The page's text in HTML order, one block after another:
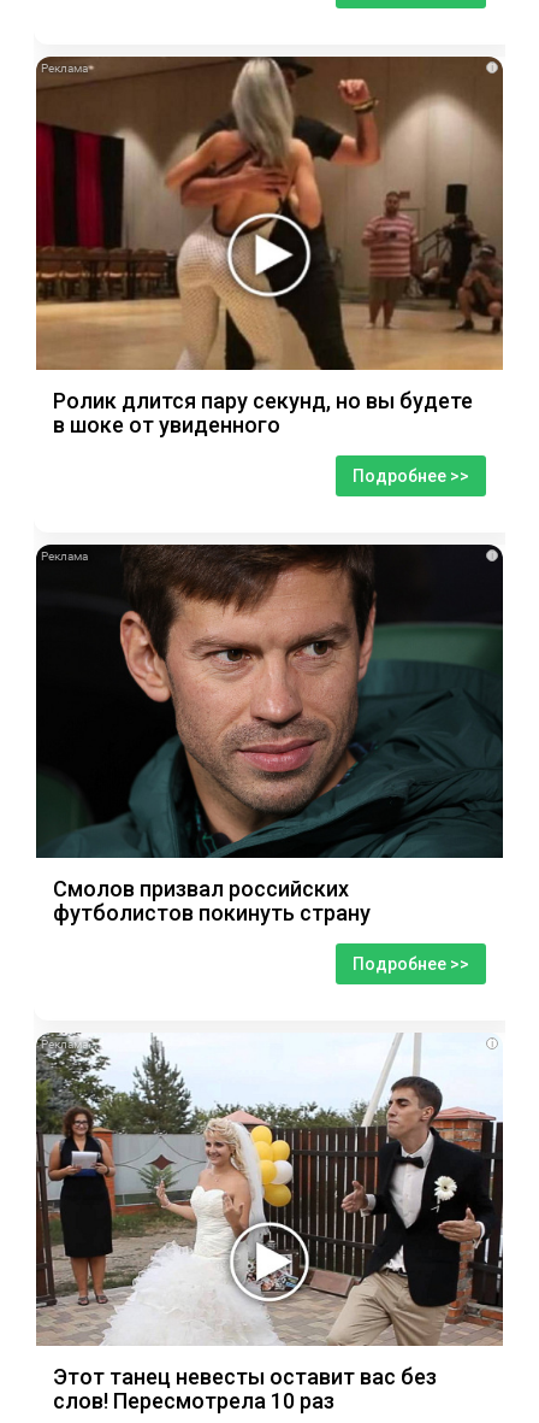
i
Ролик длится пару секунд, но вы будете
в шоке от увиденного
Подробнее >>
i
Смолов призвал российских
футболистов покинуть страну
Подробнее >>
i
Этот танец невесты оставит вас без
слов! Пересмотрела 10 раз